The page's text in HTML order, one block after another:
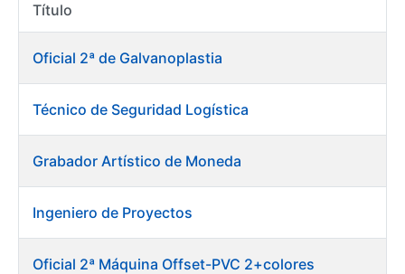
Mostrar/Ocultar
Mostrar/Ocultar
Título
Oficial 2ª de Galvanoplastia
Técnico de Seguridad Logística
Grabador Artístico de Moneda
Ingeniero de Proyectos
Oficial 2ª Máquina Offset-PVC 2+colores